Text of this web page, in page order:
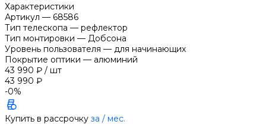
Характеристики
Артикул — 68586
Тип телескопа — рефлектор
Тип монтировки — Добсона
Уровень пользователя — для начинающих
Покрытие оптики — алюминий
43 990 ₽ / шт
43 990 ₽
-0%
Купить в рассрочку за / мес.